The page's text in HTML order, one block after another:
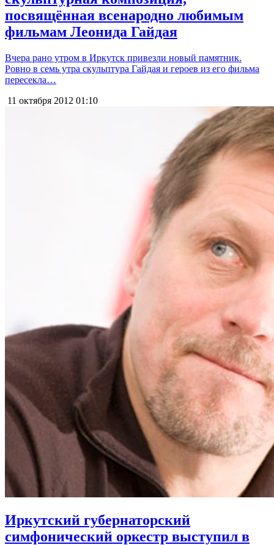
посвящённая всенародно любимым
фильмам Леонида Гайдая
Вчера рано утром в Иркутск привезли новый памятник.
Ровно в семь утра скульптура Гайдая и героев из его фильма
пересекла…
11 октября 2012 01:10
Иркутский губернаторский
симфонический оркестр выступил в